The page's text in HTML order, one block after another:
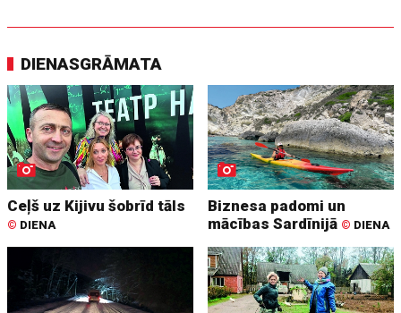
DIENASGRĀMATA
Ceļš uz Kijivu šobrīd tāls
© DIENA
Biznesa padomi un
mācības Sardīnijā © DIENA